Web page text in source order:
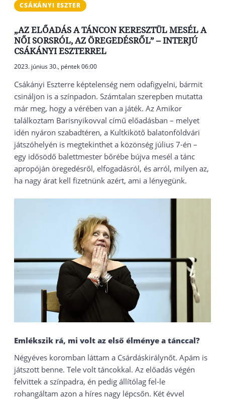
CSÁKÁNYI ESZTER
„AZ ELŐADÁS A TÁNCON KERESZTÜL MESÉL A
NŐI SORSRÓL, AZ ÖREGEDÉSRŐL” – INTERJÚ
CSÁKÁNYI ESZTERREL
2023. június 30., péntek 06:00
Csákányi Eszterre képtelenség nem odafigyelni, bármit
csináljon is a színpadon. Számtalan szerepben mutatta
már meg, hogy a vérében van a játék. Az Amikor
találkoztam Barisnyikovval című előadásban – melyet
idén nyáron szabadtéren, a Kultkikötő balatonföldvári
játszóhelyén is megtekinthet a közönség július 7-én –
egy idősödő balettmester bőrébe bújva mesél a tánc
apropóján öregedésről, elfogadásról, és arról, milyen az,
ha nagy árat kell fizetnünk azért, ami a lényegünk.
Emlékszik rá, mi volt az első élménye a tánccal?
Négyéves koromban láttam a Csárdáskirálynőt. Apám is
játszott benne. Tele volt táncokkal. Az előadás végén
felvittek a színpadra, én pedig állítólag fel-le
rohangáltam azon a híres nagy lépcsőn. Két évvel